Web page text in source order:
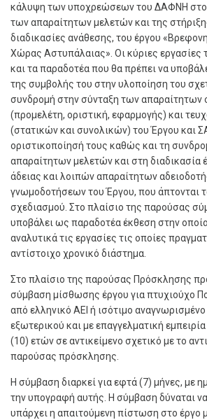
κάλυψη των υποχρεώσεων του ΔΑΦΝΗ στο
των απαραίτητων μελετών και της
διαδικασίες ανάθεσης, του έργου
Χώρας Αστυπάλαιας». Οι κύριες εργασίες
και τα παραδοτέα που θα πρέπει να
της συμβολής του στην υλοποίηση του
συνδρομή στην σύνταξη των απαραίτητων
(προμελέτη, οριστική, εφαρμογής) και
(στατικών και συνολικών) του Έργου και
οριστικοποίησή τους καθώς και τη
απαραίτητων μελετών και στη διαδικασία
άδειας και λοιπών απαραίτητων
γνωμοδοτήσεων του Έργου, που άπτονται
σχεδιασμού. Στο πλαίσιο της παρούσας
υποβάλει ως παραδοτέα έκθεση στην
αναλυτικά τις εργασίες τις οποίες
αντίστοιχο χρονικό διάστημα.
Στο πλαίσιο της παρούσας Πρόσκλησης
σύμβαση μίσθωσης έργου για πτυχιούχο
από ελληνικό ΑΕΙ ή ισότιμο
εξωτερικού και με επαγγελματική
(10) ετών σε αντικείμενο σχετικό με το
παρούσας πρόσκλησης.
Η σύμβαση διαρκεί για εφτά (7) μήνες, με
την υπογραφή αυτής. Η σύμβαση δύναται
υπάρχει η απαιτούμενη πίστωση στο έργο